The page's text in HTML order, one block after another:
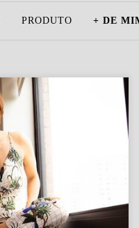
PRODUTO + DE